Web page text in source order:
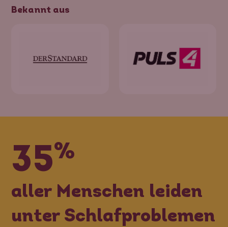
Bekannt aus
35%
aller Menschen leiden
unter Schlafproblemen